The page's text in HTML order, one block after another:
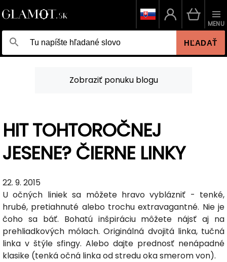
HĽADAŤ
MENU
Zobraziť ponuku blogu
HIT TOHTOROČNEJ
JESENE? ČIERNE LINKY
22. 9. 2015
U očných liniek sa môžete hravo vyblázniť - tenké,
hrubé, pretiahnuté alebo trochu extravagantné. Nie je
čoho sa báť. Bohatú inšpiráciu môžete nájsť aj na
prehliadkových mólach. Originálná dvojitá linka, tučná
linka v štýle sfingy. Alebo dajte prednosť nenápadné
klasike (tenká očná linka od stredu oka smerom von).